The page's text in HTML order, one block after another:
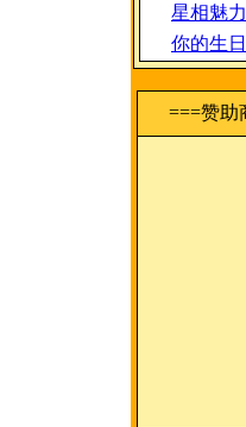
星相魅
你的生
===赞助